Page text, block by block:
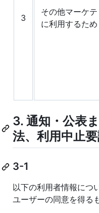
3
その他マーケ
に利用するため
3. 通知・公表
法、利用中止
3-1
以下の利用者情報につ
ユーザーの同意を得る